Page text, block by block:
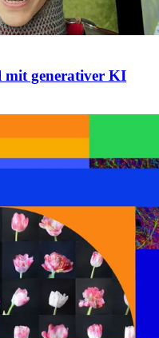
mit generativer KI